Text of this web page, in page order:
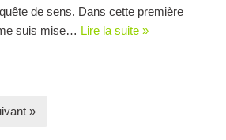
de sens. Dans cette première
suis mise… Lire la suite »
»